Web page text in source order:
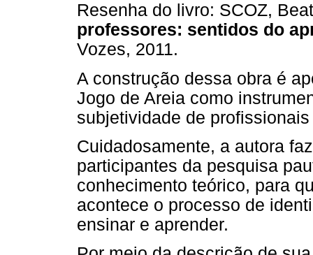
Resenha do livro: SCOZ,
professores: sentidos do
Vozes, 2011.
A construção dessa obra é
Jogo de Areia como
subjetividade de
Cuidadosamente, a autora
participantes da pesquisa
conhecimento teórico, para
acontece o processo de
ensinar e aprender.